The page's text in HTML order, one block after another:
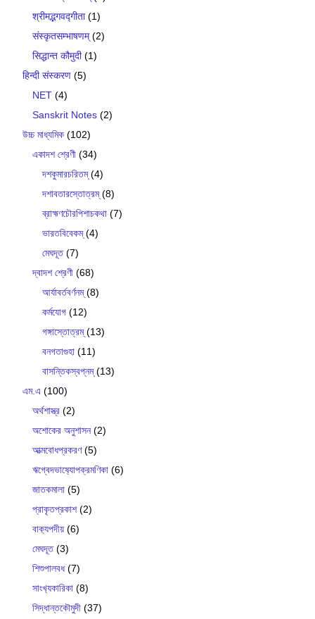
श्रीमद्भगवद्गीता(1)
संस्कृतसम्भाषणम्(2)
सिद्धान्त कौमुदी(1)
हिन्दी संस्करण (5)
NET (4)
Sanskrit Notes (2)
উচ্চ মাধ্যমিক (102)
একাদশ শ্রেণী (34)
দশকুমারচরিতম্(4)
দশাবতারস্তোত্রম্(8)
ব্রাহ্মণচৌরপিশাচকথা (7)
ভারতবিবেকম্(4)
মেঘদূত(7)
দ্বাদশ শ্রেণী (68)
আর্যাবর্তবর্ণনম্(8)
কর্মযোগ (12)
গঙ্গাস্তোত্রম্(13)
বনগতাগুহা (11)
বাসন্তিকস্বপ্নম্(13)
এম.এ (100)
অর্থশাস্ত্র (2)
অশোকের অনুশাসন(2)
আত্মবোধপ্রকরণ(5)
ঋগ্বেদভাষ‍্যোপক্রমণিকা (6)
জাতকমালা (5)
প্রাকৃতপ্রকাশ(2)
বাক‍্যপদীয় (6)
মেঘদূত(3)
শিশুপালবধ(7)
সাংখ‍্যকারিকা (8)
সিদ্ধান্তকৌমুদী (37)